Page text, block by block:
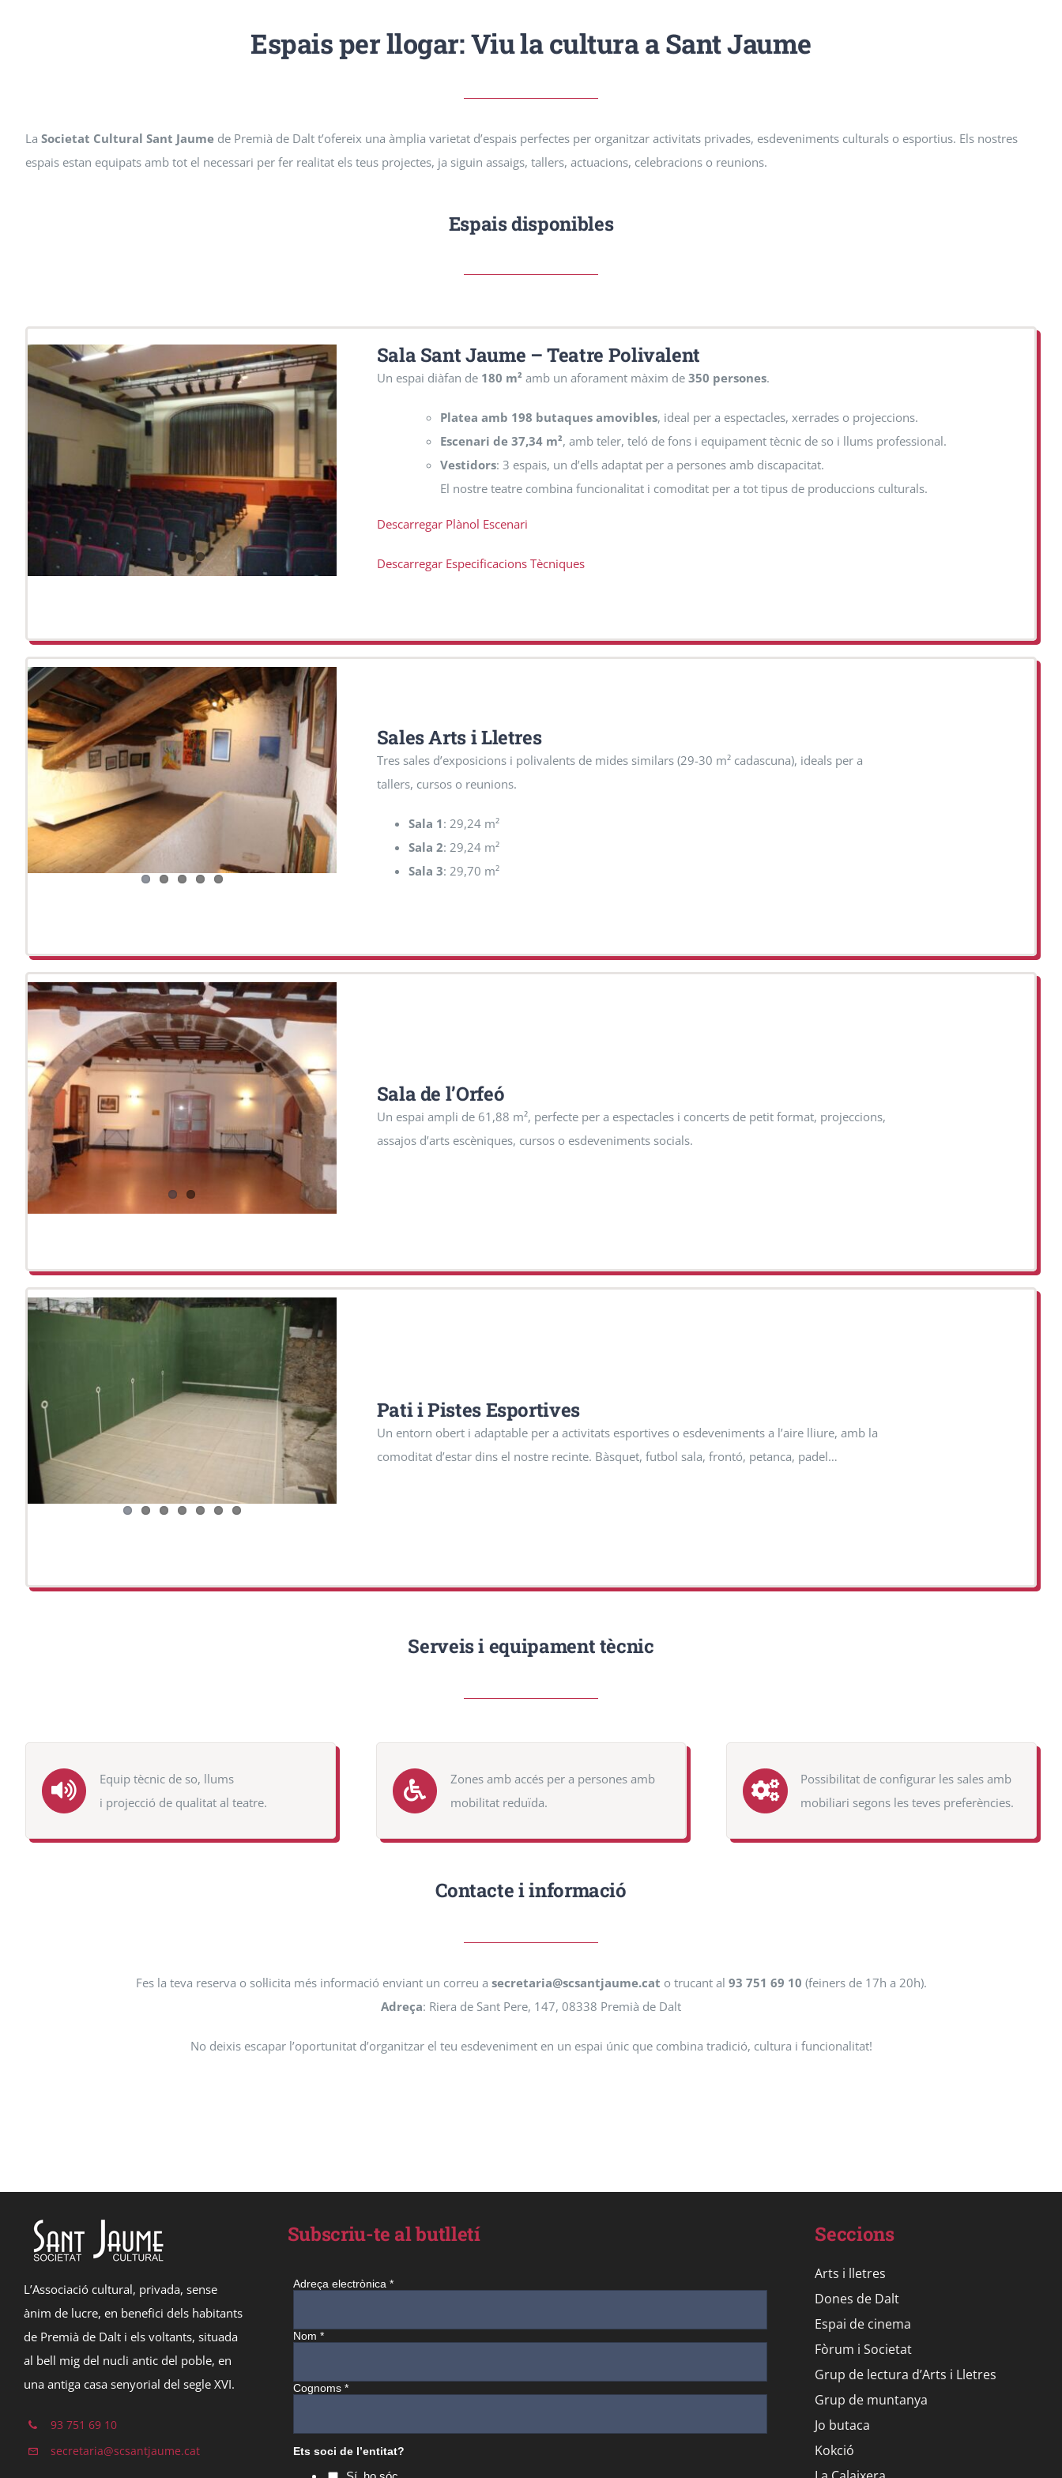
Espais per llogar: Viu la cultura a Sant Jaume
La Societat Cultural Sant Jaumede Premià de Dalt t’ofereix una àmplia varietat d’espais perfectes per organitzar activitats privades, esdeveniments culturals o esportius. Els nostres
espais estan equipats amb tot el necessari per fer realitat els teus projectes, ja siguin assaigs, tallers, actuacions, celebracions o reunions.
Espais disponibles
Sala Sant Jaume – Teatre Polivalent
Un espai diàfan de 180 m² amb un aforament màxim de 350 persones.
Platea amb 198 butaques amovibles, ideal per a espectacles, xerrades o projeccions.
Escenari de 37,34 m², amb teler, teló de fons i equipament tècnic de so i llums professional.
Vestidors: 3 espais, un d’ells adaptat per a persones amb discapacitat.
El nostre teatre combina funcionalitat i comoditat per a tot tipus de produccions culturals.
Descarregar Plànol Escenari
Descarregar Especificacions Tècniques
Sales Arts i Lletres
Tres sales d’exposicions i polivalents de mides similars (29-30 m² cadascuna), ideals per a
tallers, cursos o reunions.
Sala 1: 29,24 m²
Sala 2: 29,24 m²
Sala 3: 29,70 m²
Sala de l’Orfeó
Un espai ampli de 61,88 m², perfecte per a espectacles i concerts de petit format, projeccions,
assajos d’arts escèniques, cursos o esdeveniments socials.
Pati i Pistes Esportives
Un entorn obert i adaptable per a activitats esportives o esdeveniments a l’aire lliure, amb la
comoditat d’estar dins el nostre recinte. Bàsquet, futbol sala, frontó, petanca, padel…
Serveis i equipament tècnic
Equip tècnic de so, llums
i projecció de qualitat al teatre.
Zones amb accés per a persones amb
mobilitat reduïda.
Possibilitat de configurar les sales amb
mobiliari segons les teves preferències.
Contacte i informació
Fes la teva reserva o sol·licita més informació enviant un correu a secretaria@scsantjaume.cat o trucant al 93 751 69 10 (feiners de 17h a 20h).
Adreça: Riera de Sant Pere, 147, 08338 Premià de Dalt
No deixis escapar l’oportunitat d’organitzar el teu esdeveniment en un espai únic que combina tradició, cultura i funcionalitat!
L’Associació cultural, privada, sense
ànim de lucre, en benefici dels habitants
de Premià de Dalt i els voltants, situada
al bell mig del nucli antic del poble, en
una antiga casa senyorial del segle XVI.
93 751 69 10
secretaria@scsantjaume.cat
Subscriu-te al butlletí
Adreça electrònica*
Nom*
Cognoms*
Ets soci de l’entitat?
Seccions
Arts i lletres
Dones de Dalt
Espai de cinema
Fòrum i Societat
Grup de lectura d’Arts i Lletres
Grup de muntanya
Jo butaca
Kokció